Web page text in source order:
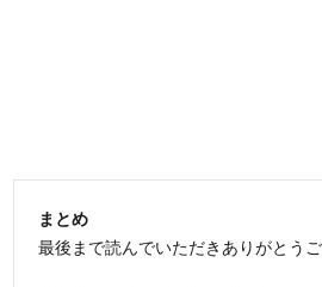
まとめ
最後まで読んでいただきありがとうご